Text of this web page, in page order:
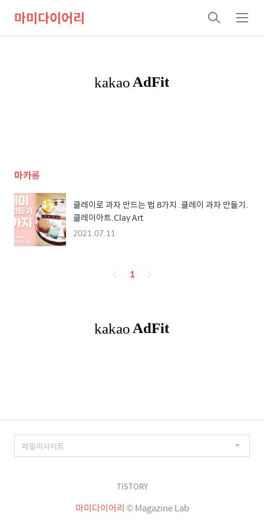
마미다이어리
검
색
메
뉴
마카롱
클레이로 과자 만드는 법 8가지 .클레이 과자 만들기.
클레이아트.Clay Art
2021.07.11
페
1
TISTORY
마미다이어리 © Magazine Lab